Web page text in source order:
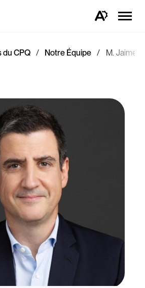
Ouvrez
d'accessibilité.
la
du CPQ Notre Équipe M. Jaime